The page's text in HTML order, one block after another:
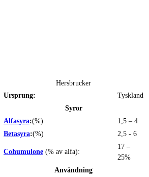
Hersbrucker
Ursprung:
Tyskland
Syror
Alfasyra:(%)
1,5 – 4
Betasyra:(%) 2,5 - 6
Cohumulone (% av alfa):
17 –
25%
Användning